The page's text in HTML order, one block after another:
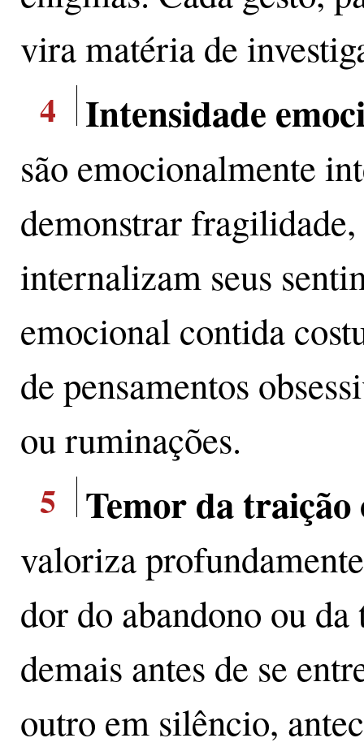
vira matéria de
4 Intensidade
são emocionalmente
demonstrar
internalizam seus
emocional contida
de pensamentos
ou ruminações.
5 Temor da
valoriza
dor do abandono ou
demais antes de se
outro em silêncio,